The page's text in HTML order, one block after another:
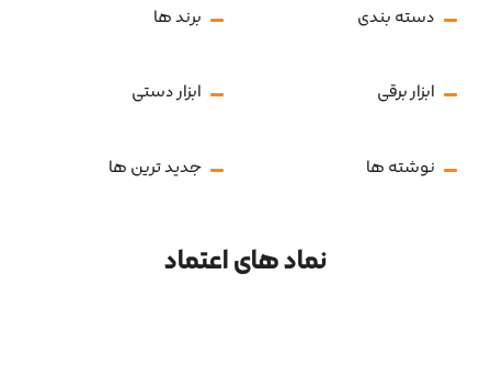
دسته بندی برند ها
ابزار برقی ابزار دستی
نوشته ها جدید ترین ها
نماد های اعتماد